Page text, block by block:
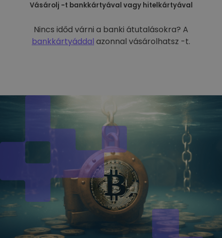
Vásárolj -t bankkártyával vagy hitelkártyával
Nincs időd várni a banki átutalásokra? A
bankkártyáddal azonnal vásárolhatsz -t.